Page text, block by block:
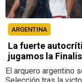
ARGENTINA
La fuerte
jugamos la
El arquero argentino